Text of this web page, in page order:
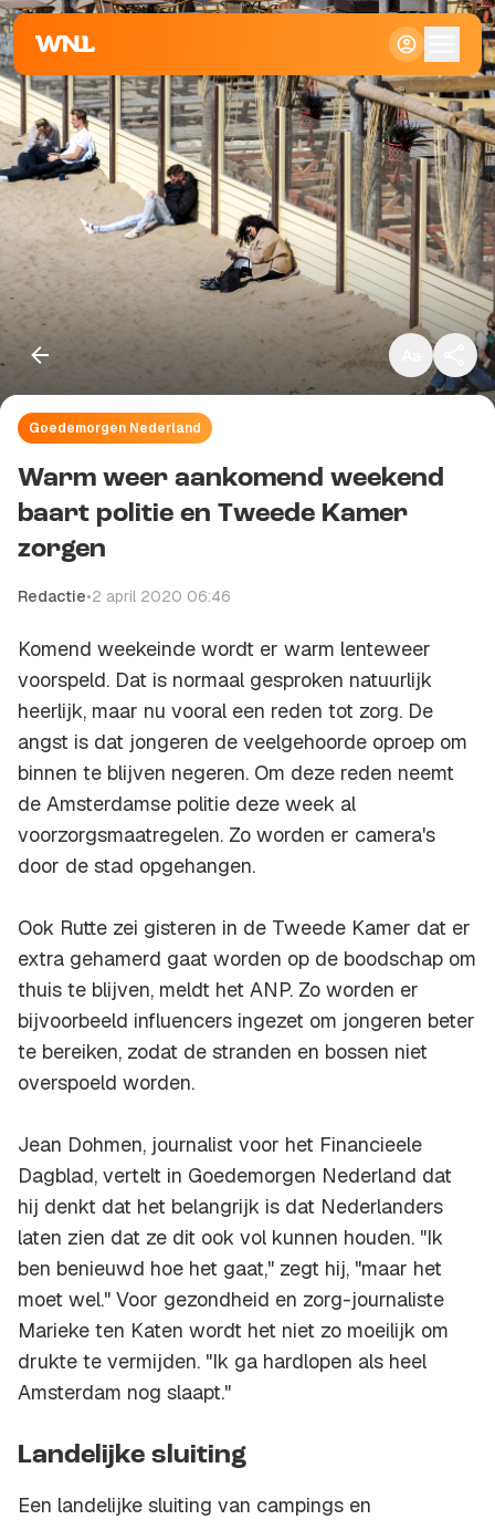
Klein
Standaard
Groot
Goedemorgen Nederland
Warm weer aankomend weekend
baart politie en Tweede Kamer
zorgen
Redactie•2 april 2020 06:46
Komend weekeinde wordt er warm lenteweer
voorspeld. Dat is normaal gesproken natuurlijk
heerlijk, maar nu vooral een reden tot zorg. De
angst is dat jongeren de veelgehoorde oproep om
binnen te blijven negeren. Om deze reden neemt
de Amsterdamse politie deze week al
voorzorgsmaatregelen. Zo worden er camera's
door de stad opgehangen.
Ook Rutte zei gisteren in de Tweede Kamer dat er
extra gehamerd gaat worden op de boodschap om
thuis te blijven, meldt het ANP. Zo worden er
bijvoorbeeld influencers ingezet om jongeren beter
te bereiken, zodat de stranden en bossen niet
overspoeld worden.
Jean Dohmen, journalist voor het Financieele
Dagblad, vertelt in Goedemorgen Nederland dat
hij denkt dat het belangrijk is dat Nederlanders
laten zien dat ze dit ook vol kunnen houden. "Ik
ben benieuwd hoe het gaat," zegt hij, "maar het
moet wel." Voor gezondheid en zorg-journaliste
Marieke ten Katen wordt het niet zo moeilijk om
drukte te vermijden. "Ik ga hardlopen als heel
Amsterdam nog slaapt."
Landelijke sluiting
Een landelijke sluiting van campings en